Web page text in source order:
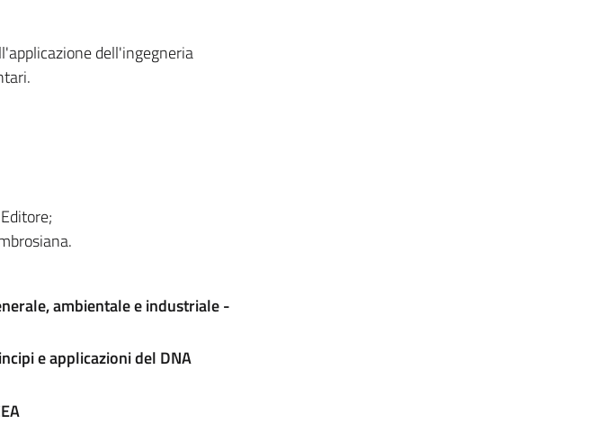
dell'ingegneria
ambientale e industriale -
e applicazioni del DNA